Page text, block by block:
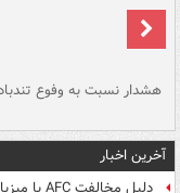
هشدار نسبت به وفوع
آخرین اخبار
دلیل مخالفت AFC با میزبانی آبی‌ها در عراق